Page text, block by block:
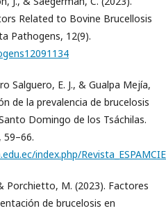
Related to Bovine Brucellosis
Pathogens, 12(9).
Salguero, E. J., & Gualpa Mejía,
de la prevalencia de brucelosis
Domingo de los Tsáchilas.
59–66.
index.php/
Porchietto, M. (2023). Factores
de brucelosis en